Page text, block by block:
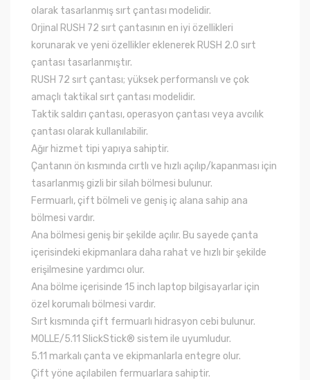
olarak tasarlanmış sırt çantası modelidir.
Orjinal RUSH 72 sırt çantasının en iyi özellikleri
korunarak ve yeni özellikler eklenerek RUSH 2.0 sırt
çantası tasarlanmıştır.
RUSH 72 sırt çantası; yüksek performanslı ve çok
amaçlı taktikal sırt çantası modelidir.
Taktik saldırı çantası, operasyon çantası veya avcılık
çantası olarak kullanılabilir.
Ağır hizmet tipi yapıya sahiptir.
Çantanın ön kısmında cırtlı ve hızlı açılıp/kapanması için
tasarlanmış gizli bir silah bölmesi bulunur.
Fermuarlı, çift bölmeli ve geniş iç alana sahip ana
bölmesi vardır.
Ana bölmesi geniş bir şekilde açılır. Bu sayede çanta
içerisindeki ekipmanlara daha rahat ve hızlı bir şekilde
erişilmesine yardımcı olur.
Ana bölme içerisinde 15 inch laptop bilgisayarlar için
özel korumalı bölmesi vardır.
Sırt kısmında çift fermuarlı hidrasyon cebi bulunur.
MOLLE/5.11 SlickStick® sistem ile uyumludur.
5.11 markalı çanta ve ekipmanlarla entegre olur.
Çift yöne açılabilen fermuarlara sahiptir.